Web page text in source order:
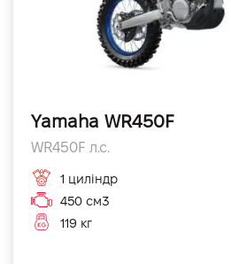
Yamaha WR450F
WR450F л.с.
1 циліндр
450 см3
119 кг